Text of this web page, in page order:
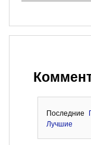
Последние
Лучшие